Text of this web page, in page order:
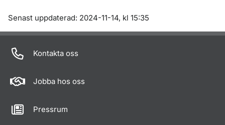
Om sidan
Senast uppdaterad: 2024-11-14, kl 15:35
Kontakta oss
Jobba hos oss
Pressrum